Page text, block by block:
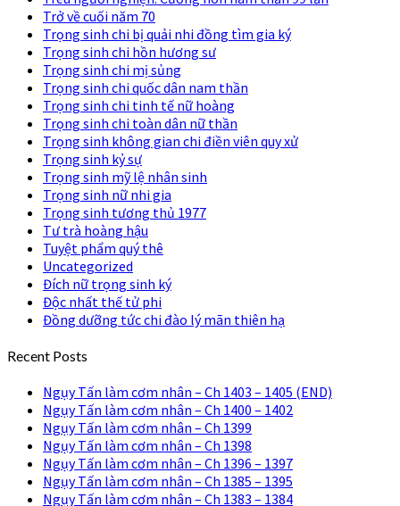
Trở về cuối năm 70
Trọng sinh chi bị quải nhi đồng tìm gia ký
Trọng sinh chi hồn hương sư
Trọng sinh chi mị sủng
Trọng sinh chi quốc dân nam thần
Trọng sinh chi tinh tế nữ hoàng
Trọng sinh chi toàn dân nữ thần
Trọng sinh không gian chi điền viên quy xử
Trọng sinh kỷ sự
Trọng sinh mỹ lệ nhân sinh
Trọng sinh nữ nhi gia
Trọng sinh tương thủ 1977
Tư trà hoàng hậu
Tuyệt phẩm quý thê
Uncategorized
Đích nữ trọng sinh ký
Độc nhất thế tử phi
Đồng dưỡng tức chi đào lý mãn thiên hạ
Recent Posts
Ngụy Tấn làm cơm nhân – Ch 1403 – 1405 (END)
Ngụy Tấn làm cơm nhân – Ch 1400 – 1402
Ngụy Tấn làm cơm nhân – Ch 1399
Ngụy Tấn làm cơm nhân – Ch 1398
Ngụy Tấn làm cơm nhân – Ch 1396 – 1397
Ngụy Tấn làm cơm nhân – Ch 1385 – 1395
Ngụy Tấn làm cơm nhân – Ch 1383 – 1384